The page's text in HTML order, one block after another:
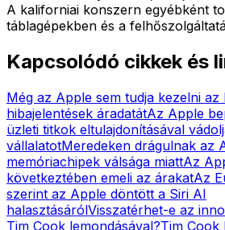
A kaliforniai konszern egyébként
táblagépekben és a
Kapcsolódó cikkek és
Még az Apple sem tudja kezelni
hibajelentések áradatátAz Apple
üzleti titkok eltulajdonításával
vállalatotMeredeken drágulnak az
memóriachipek válsága miattAz
következtében emeli az árakatAz
szerint az Apple döntött a Siri AI
halasztásárólVisszatérhet-e az
Tim Cook lemondásával?Tim Cook